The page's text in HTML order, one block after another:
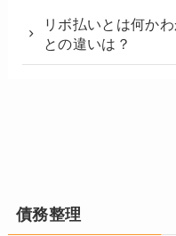
リボ払いとは何か
との違いは？
債務整理